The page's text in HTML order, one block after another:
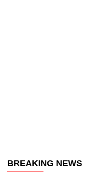
BREAKING NEWS